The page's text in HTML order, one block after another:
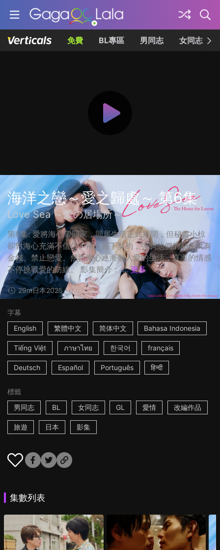
免費 BL專區 男同志 女同志
海洋之戀～愛之歸處～ 第6集
Love Sea ～愛の居場所～
第6集: 愛將海心帶回家，同居生活正式展開，但秘書小椋
卻對海心充滿不信任。兩人簽下契約，強調他們的關係只有
金錢、禁止戀愛。然而海心逐漸融入愛的生活，直率的情感
不停挑戰愛的防線。 影集簡介： ... 更多
29m日本2025
字幕
English
繁體中文 简体中文 Bahasa Indonesia
Tiếng Việt ภาษาไทย 한국어 français
Deutsch Español Português हिन्दी
標籤
男同志
BL 女同志 GL 愛情 改編作品
旅遊 日本 影集
集數列表